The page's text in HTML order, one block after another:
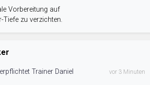
Vorbereitung auf
zu verzichten.
Trainer Daniel
vor 3 Minuten